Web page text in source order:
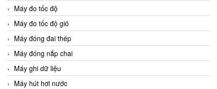
Máy đo tốc độ
Máy đo tốc độ gió
Máy đóng đai thép
Máy đóng nắp chai
Máy ghi dữ liệu
Máy hút hơi nước